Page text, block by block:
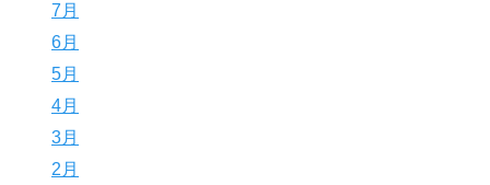
7月
6月
5月
4月
3月
2月